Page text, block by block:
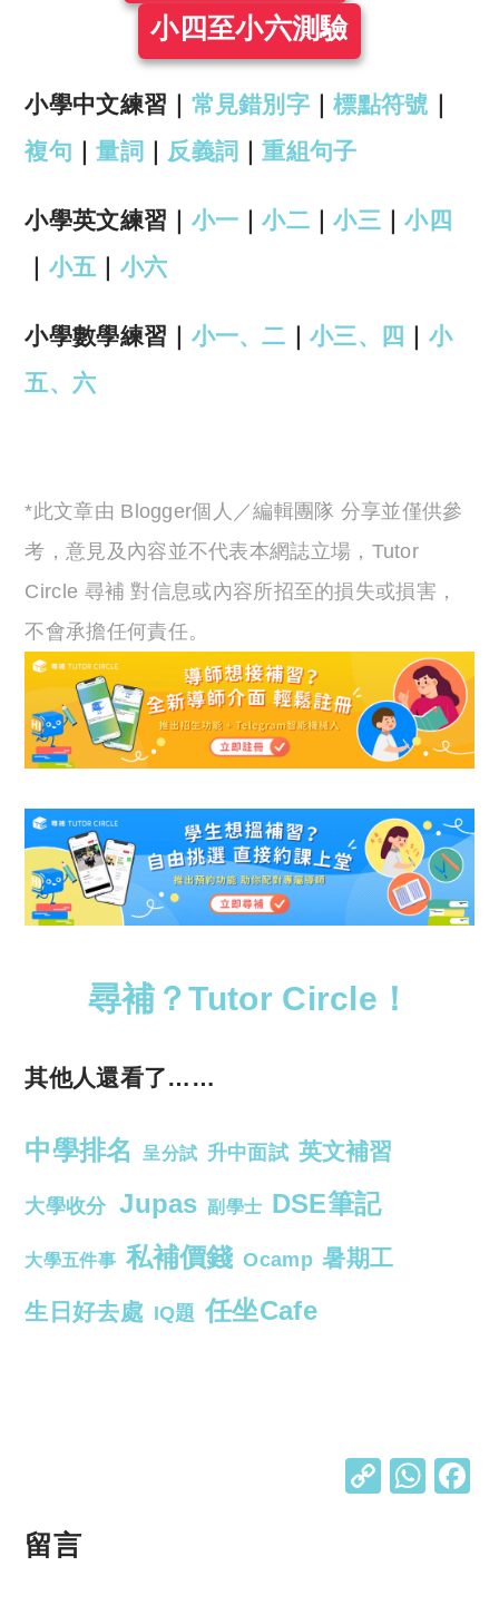
小四至小六測驗
小學中文練習｜ 常見錯別字 ｜標點符號 ｜
複句 ｜量詞 ｜ 反義詞 ｜重組句子
小學英文練習｜ 小一 ｜小二 ｜小三 ｜小四
｜ 小五 ｜ 小六
小學數學練習｜ 小一、二 ｜小三、四 ｜ 小
五、六
*此文章由 Blogger個人／編輯團隊 分享並僅供參
考，意見及內容並不代表本網誌立場，Tutor
Circle 尋補 對信息或內容所招至的損失或損害，
不會承擔任何責任。
尋補？Tutor Circle！
其他人還看了……
中學排名 呈分試 升中面試 英文補習
大學收分 Jupas 副學士 DSE筆記
大學五件事 私補價錢 Ocamp 暑期工
生日好去處 IQ題 任坐Cafe
C W
留言